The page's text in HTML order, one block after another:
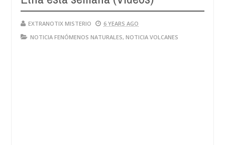
EXTRANOTIX MISTERIO
6 YEARS AGO
NOTICIA FENÓMENOS NATURALES, NOTICIA VOLCANES